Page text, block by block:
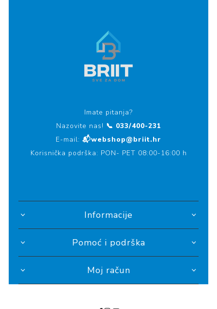
Imate pitanja?
Nazovite nas! 📞 033/400-231
E-mail: 📬webshop@briit.hr
Korisnička podrška: PON- PET 08:00-16:00 h
Informacije
Pomoć i podrška
Moj račun